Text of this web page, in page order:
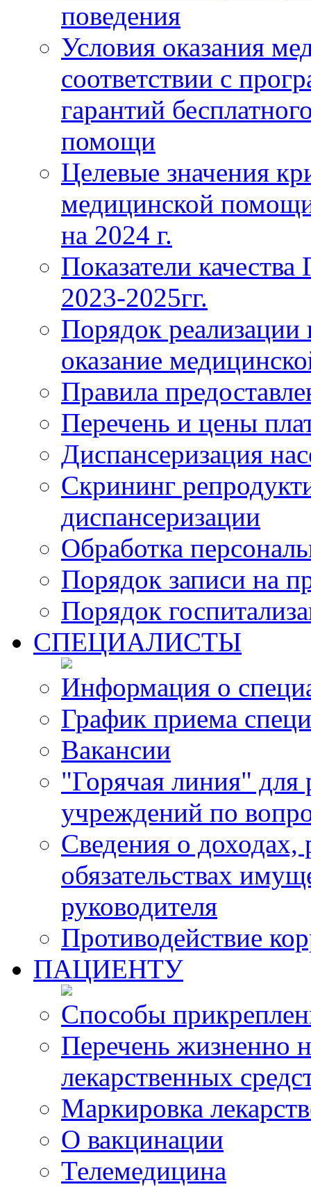
поведения
Условия оказания
соответствии с
гарантий
помощи
Целевые значения
медицинской
на 2024 г.
Показатели
2023-2025гг.
Порядок реализации
оказание
Правила
Перечень и цены
Диспансеризация
Скрининг
диспансеризации
Обработка
Порядок записи на
Порядок
СПЕЦИАЛИСТЫ
Информация о
График приема
Вакансии
"Горячая линия"
учреждений по
Сведения о доходах,
обязательствах
руководителя
Противодействие
ПАЦИЕНТУ
Способы
Перечень жизненно
лекарственных
Маркировка
О вакцинации
Телемедицина